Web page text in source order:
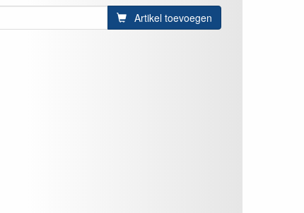
Artikel toevoegen